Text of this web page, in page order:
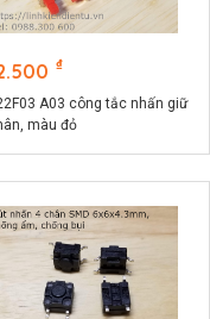
₫
A03 công tắc nhấn giữ
màu đỏ